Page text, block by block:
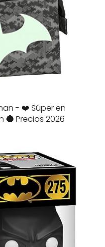
- ❤️ Súper en
Precios 2026